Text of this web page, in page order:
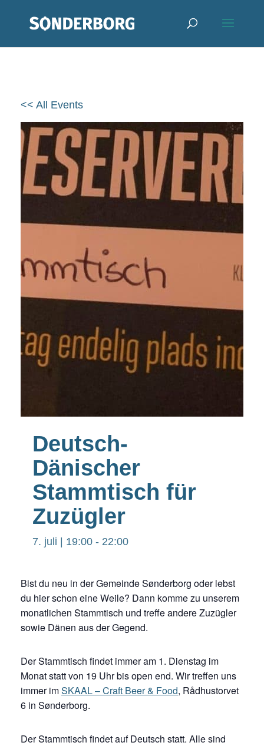
<< All Events
Deutsch-
Dänischer
Stammtisch für
Zuzügler
7. juli | 19:00 - 22:00
Bist du neu in der Gemeinde Sønderborg oder lebst
du hier schon eine Weile? Dann komme zu unserem
monatlichen Stammtisch und treffe andere Zuzügler
sowie Dänen aus der Gegend.
Der Stammtisch findet immer am 1. Dienstag im
Monat statt von 19 Uhr bis open end. Wir treffen uns
immer imSKAAL – Craft Beer & Food, Rådhustorvet
6 in Sønderborg.
Der Stammtisch findet auf Deutsch statt. Alle sind